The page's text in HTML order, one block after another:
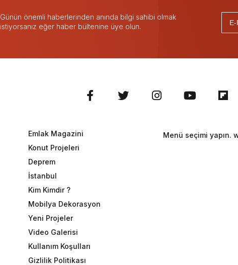
Günün önemli haberlerinden anında bilgi sahibi olmak
istiyorsanız eğer haber bültenine üye olun.
Emlak Magazini
Konut Projeleri
Deprem
İstanbul
Kim Kimdir ?
Mobilya Dekorasyon
Yeni Projeler
Video Galerisi
Kullanım Koşulları
Gizlilik Politikası
Menü seçimi yapın.